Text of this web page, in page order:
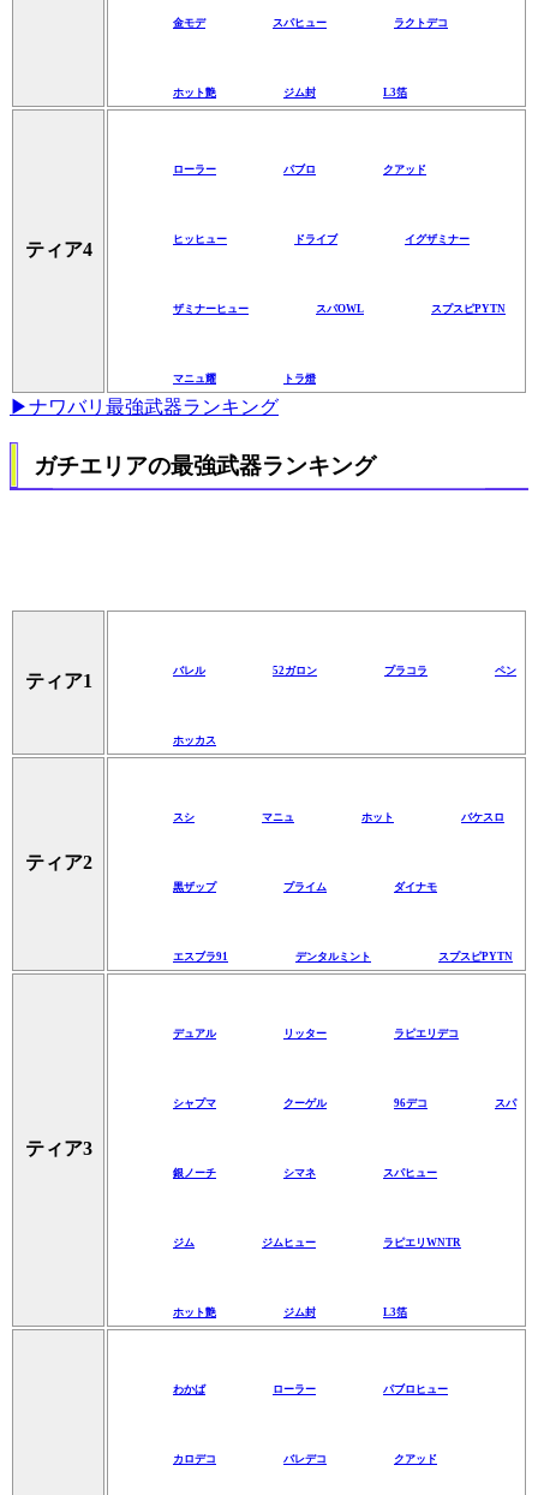
金モデ スパヒュー ラクトデコ
ホット艶 ジム封 L3箔
ティア4
ローラー パブロ クアッド
ヒッヒュー ドライブ イグザミナー
ザミナーヒュー スパOWL スプスピPYTN
マニュ耀 トラ燈
▶ナワバリ最強武器ランキング
ガチエリアの最強武器ランキング
ティア1 バレル 52ガロン プラコラ ペン
ホッカス
ティア2
スシ マニュ ホット バケスロ
黒ザップ プライム ダイナモ
エスブラ91 デンタルミント スプスピPYTN
ティア3
デュアル リッター ラピエリデコ
シャプマ クーゲル 96デコ スパ
銀ノーチ シマネ スパヒュー
ジム ジムヒュー ラピエリWNTR
ホット艶 ジム封 L3箔
わかば ローラー パブロヒュー
カロデコ バレデコ クアッド